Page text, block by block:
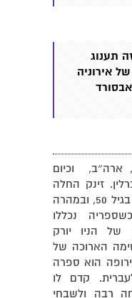
תענוג
אירוניה
ארה״ב, וכיום
זינק החלה
את הקריירה הספרותית שלה בגיל 50, ובמהרה
נכללו
של הניו יורק
הארוכה של
הוא ספרה
קדם לו
רבה ולשבחי